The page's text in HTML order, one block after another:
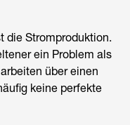
die Stromproduktion.
ein Problem als
über einen
keine perfekte